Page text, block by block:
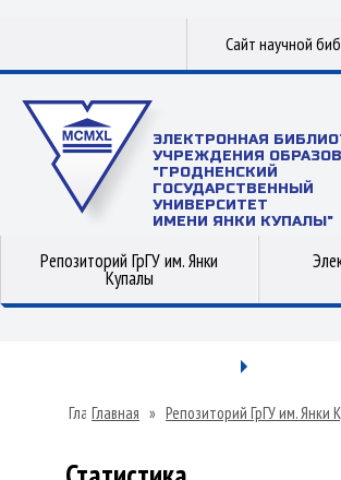
Сайт научной
ЭЛЕКТРОННАЯ
УЧРЕЖДЕНИЯ
"ГРОДНЕНСКИЙ
ГОСУДАРСТВЕННЫЙ
УНИВЕРСИТЕТ
ИМЕНИ ЯНКИ КУПАЛЫ"
Репозиторий ГрГУ им. Янки
Купалы
Главная » Репозиторий ГрГУ им. Янки